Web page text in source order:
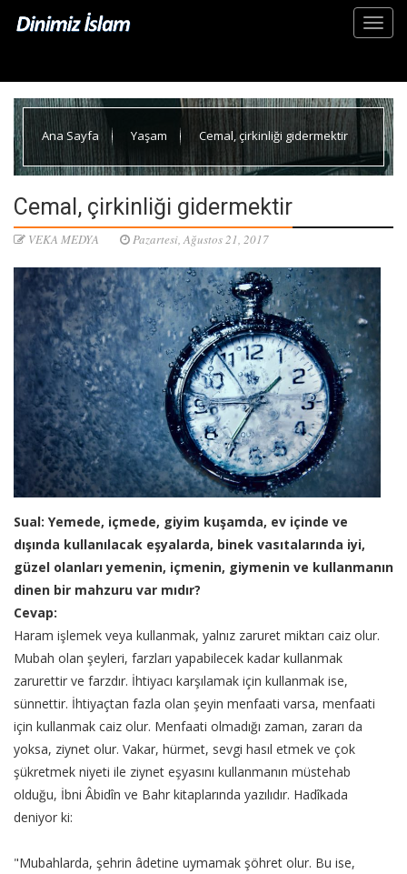
Ana Sayfa Yaşam Cemal, çirkinliği gidermektir
Cemal, çirkinliği gidermektir
VEKA MEDYA Pazartesi, Ağustos 21, 2017
Sual: Yemede, içmede, giyim kuşamda, ev içinde ve
dışında kullanılacak eşyalarda, binek vasıtalarında iyi,
güzel olanları yemenin, içmenin, giymenin ve kullanmanın
dinen bir mahzuru var mıdır?
Cevap:
Haram işlemek veya kullanmak, yalnız zaruret miktarı caiz olur.
Mubah olan şeyleri, farzları yapabilecek kadar kullanmak
zarurettir ve farzdır. İhtiyacı karşılamak için kullanmak ise,
sünnettir. İhtiyaçtan fazla olan şeyin menfaati varsa, menfaati
için kullanmak caiz olur. Menfaati olmadığı zaman, zararı da
yoksa, ziynet olur. Vakar, hürmet, sevgi hasıl etmek ve çok
şükretmek niyeti ile ziynet eşyasını kullanmanın müstehab
olduğu, İbni Âbidîn ve Bahr kitaplarında yazılıdır. Hadîkada
deniyor ki:
"Mubahlarda, şehrin âdetine uymamak şöhret olur. Bu ise,